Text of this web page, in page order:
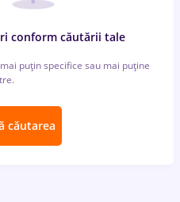
conform căutării tale
puțin specifice sau mai puține
căutarea